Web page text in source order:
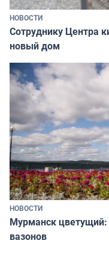
НОВОСТИ
Сотруднику Центра
новый дом
НОВОСТИ
Мурманск цветущий:
вазонов